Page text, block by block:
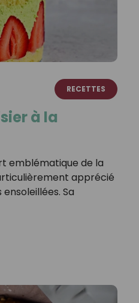
RECETTES
à la
emblématique de la
apprécié
Sa